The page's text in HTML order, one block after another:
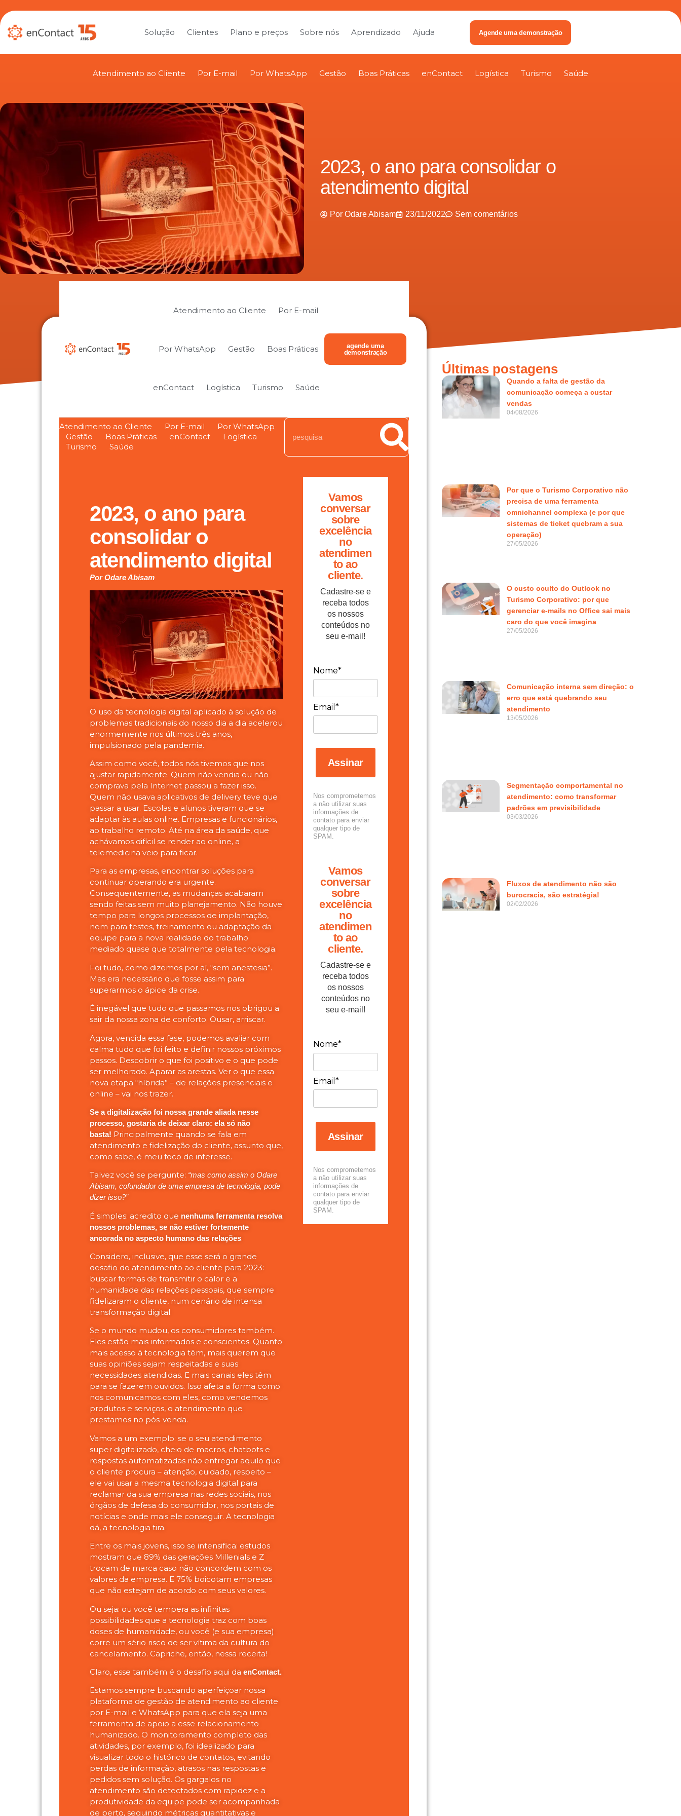
Solução Clientes Plano e preços Sobre nós Aprendizado Ajuda Agende uma demonstração
Atendimento ao Cliente Por E-mail Por WhatsApp Gestão Boas Práticas enContact Logística Turismo Saúde
2023, o ano para consolidar o
atendimento digital
Por Odare Abisam 23/11/2022 Sem comentários
Atendimento ao Cliente Por E-mail
Por WhatsApp Gestão Boas Práticas
enContact Logística Turismo Saúde
agende uma
demonstração
Atendimento ao Cliente Por E-mail
Por WhatsApp
Gestão
Boas Práticas enContact
Logística
Turismo
Saúde
2023, o ano para
consolidar o
atendimento digital
Por Odare Abisam
O uso da tecnologia digital aplicado à solução de
problemas tradicionais do nosso dia a dia acelerou
enormemente nos últimos três anos,
impulsionado pela pandemia.
Assim como você, todos nós tivemos que nos
ajustar rapidamente. Quem não vendia ou não
comprava pela Internet passou a fazer isso.
Quem não usava aplicativos de delivery teve que
passar a usar. Escolas e alunos tiveram que se
adaptar às aulas online. Empresas e funcionários,
ao trabalho remoto. Até na área da saúde, que
achávamos difícil se render ao online, a
telemedicina veio para ficar.
Para as empresas, encontrar soluções para
continuar operando era urgente.
Consequentemente, as mudanças acabaram
sendo feitas sem muito planejamento. Não houve
tempo para longos processos de implantação,
nem para testes, treinamento ou adaptação da
equipe para a nova realidade do trabalho
mediado quase que totalmente pela tecnologia.
Foi tudo, como dizemos por aí, “sem anestesia”.
Mas era necessário que fosse assim para
superarmos o ápice da crise.
É inegável que tudo que passamos nos obrigou a
sair da nossa zona de conforto. Ousar, arriscar.
Agora, vencida essa fase, podemos avaliar com
calma tudo que foi feito e definir nossos próximos
passos. Descobrir o que foi positivo e o que pode
ser melhorado. Aparar as arestas. Ver o que essa
nova etapa “híbrida” – de relações presenciais e
online – vai nos trazer.
Se a digitalização foi nossa grande aliada nesse
processo, gostaria de deixar claro: ela só não
basta! Principalmente quando se fala em
atendimento e fidelização do cliente, assunto que,
como sabe, é meu foco de interesse.
Talvez você se pergunte: “mas como assim o Odare
Abisam, cofundador de uma empresa de tecnologia, pode
dizer isso?”
É simples: acredito que nenhuma ferramenta resolva
nossos problemas, se não estiver fortemente
ancorada no aspecto humano das relações.
Considero, inclusive, que esse será o grande
desafio do atendimento ao cliente para 2023:
buscar formas de transmitir o calor e a
humanidade das relações pessoais, que sempre
fidelizaram o cliente, num cenário de intensa
transformação digital.
Se o mundo mudou, os consumidores também.
Eles estão mais informados e conscientes. Quanto
mais acesso à tecnologia têm, mais querem que
suas opiniões sejam respeitadas e suas
necessidades atendidas. E mais canais eles têm
para se fazerem ouvidos. Isso afeta a forma como
nos comunicamos com eles, como vendemos
produtos e serviços, o atendimento que
prestamos no pós-venda.
Vamos a um exemplo: se o seu atendimento
super digitalizado, cheio de macros, chatbots e
respostas automatizadas não entregar aquilo que
o cliente procura – atenção, cuidado, respeito –
ele vai usar a mesma tecnologia digital para
reclamar da sua empresa nas redes sociais, nos
órgãos de defesa do consumidor, nos portais de
notícias e onde mais ele conseguir. A tecnologia
dá, a tecnologia tira.
Entre os mais jovens, isso se intensifica: estudos
mostram que 89% das gerações Millenials e Z
trocam de marca caso não concordem com os
valores da empresa. E 75% boicotam empresas
que não estejam de acordo com seus valores.
Ou seja: ou você tempera as infinitas
possibilidades que a tecnologia traz com boas
doses de humanidade, ou você (e sua empresa)
corre um sério risco de ser vítima da cultura do
cancelamento. Capriche, então, nessa receita!
Claro, esse também é o desafio aqui da enContact.
Estamos sempre buscando aperfeiçoar nossa
plataforma de gestão de atendimento ao cliente
por E-mail e WhatsApp para que ela seja uma
ferramenta de apoio a esse relacionamento
humanizado. O monitoramento completo das
atividades, por exemplo, foi idealizado para
visualizar todo o histórico de contatos, evitando
perdas de informação, atrasos nas respostas e
pedidos sem solução. Os gargalos no
atendimento são detectados com rapidez e a
produtividade da equipe pode ser acompanhada
de perto, seguindo métricas quantitativas e
Vamos
conversar
sobre
excelência
no
atendimen
to ao
cliente.
Cadastre-se e
receba todos
os nossos
conteúdos no
seu e-mail!
Nome*
Email*
Assinar
Nos comprometemos
a não utilizar suas
informações de
contato para enviar
qualquer tipo de
SPAM.
Vamos
conversar
sobre
excelência
no
atendimen
to ao
cliente.
Cadastre-se e
receba todos
os nossos
conteúdos no
seu e-mail!
Nome*
Email*
Assinar
Nos comprometemos
a não utilizar suas
informações de
contato para enviar
qualquer tipo de
SPAM.
Últimas postagens
Quando a falta de gestão da
comunicação começa a custar
vendas
04/08/2026
Por que o Turismo Corporativo não
precisa de uma ferramenta
omnichannel complexa (e por que
sistemas de ticket quebram a sua
operação)
27/05/2026
O custo oculto do Outlook no
Turismo Corporativo: por que
gerenciar e-mails no Office sai mais
caro do que você imagina
27/05/2026
Comunicação interna sem direção: o
erro que está quebrando seu
atendimento
13/05/2026
Segmentação comportamental no
atendimento: como transformar
padrões em previsibilidade
03/03/2026
Fluxos de atendimento não são
burocracia, são estratégia!
02/02/2026